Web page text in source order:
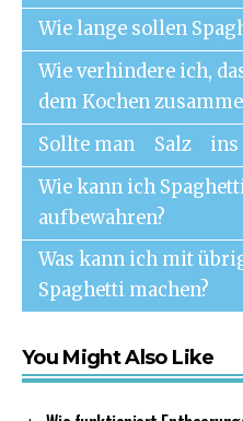
Wie lange sollen
Wie verhindere ich,
dem Kochen
Sollte man
Salz
ins
Wie kann ich
aufbewahren?
Was kann ich mit
Spaghetti machen?
You Might Also Like